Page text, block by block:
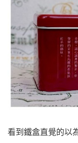
看到鐵盒直覺的以